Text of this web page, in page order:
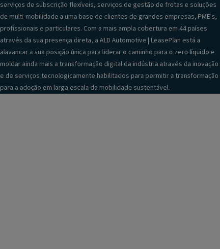
serviços de subscrição flexíveis, serviços de gestão de frotas e soluções
de multi-mobilidade a uma base de clientes de grandes empresas, PME's,
profissionais e particulares. Com a mais ampla cobertura em 44 países
através da sua presença direta, a ALD Automotive | LeasePlan está a
alavancar a sua posição única para liderar o caminho para o zero líquido e
moldar ainda mais a transformação digital da indústria através da inovação
e de serviços tecnologicamente habilitados para permitir a transformação
para a adoção em larga escala da mobilidade sustentável.